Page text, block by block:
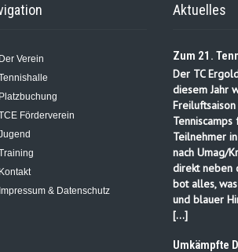
Der Verein
Platzbuchung
Förderverein
Kontakt
Impressum & Datenschutz
Aktuelles
Zum 21.
Der TC
diesem Jahr
Teilnehmer
nach Umag/
direkt neben
bot alles,
und blauer
[…]
Umkämpfte